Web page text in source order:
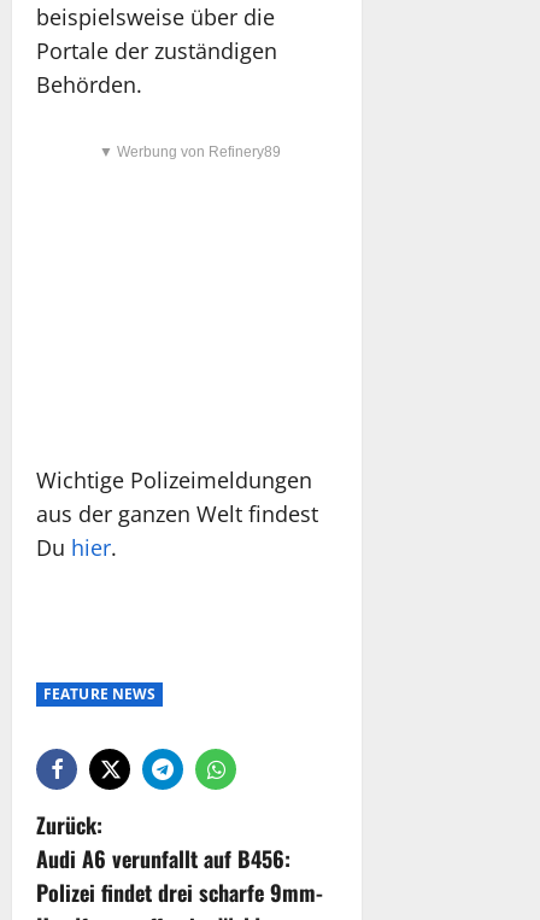
beispielsweise über die
Portale der zuständigen
Behörden.
▼ Werbung von Refinery89
Wichtige Polizeimeldungen
aus der ganzen Welt findest
Du hier.
FEATURE NEWS
Zurück:
Audi A6 verunfallt auf B456:
Polizei findet drei scharfe 9mm-